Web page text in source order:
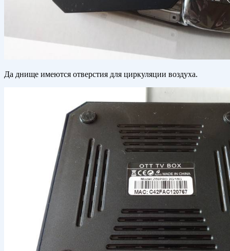
Да днище имеются отверстия для циркуляции воздуха.